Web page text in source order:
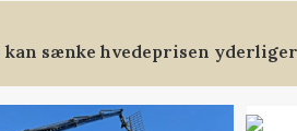
kan sænke hvedeprisen